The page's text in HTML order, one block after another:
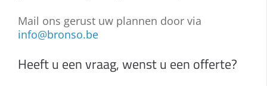
Mail ons gerust uw plannen door via
info@bronso.be
Heeft u een vraag, wenst u een offerte?